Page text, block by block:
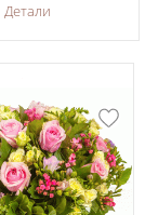
Детали